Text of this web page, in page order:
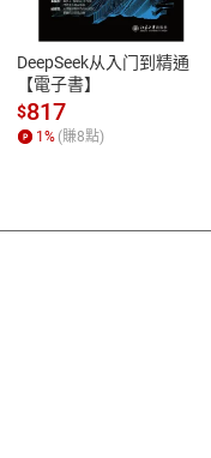
性
參
服務時間：週
13:00-17:00 (
客服電話：
DeepSeek从入门到精通
【電子書】
$817
1% (賺8點)